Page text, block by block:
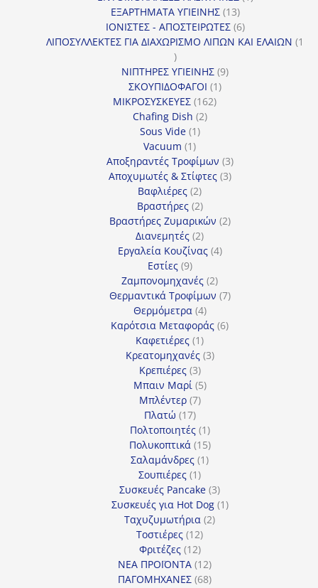
ΕΞΑΡΤΗΜΑΤΑ ΥΓΙΕΙΝΗΣ 1313
προϊόντα
ΙΟΝΙΣΤΕΣ - ΑΠΟΣΤΕΙΡΩΤΕΣ 66
προϊόντα
ΛΙΠΟΣΥΛΛΕΚΤΕΣ ΓΙΑ ΔΙΑΧΩΡΙΣΜΟ ΛΙΠΩΝ ΚΑΙ ΕΛΑΙΩΝ 1
1
προϊόν
ΝΙΠΤΗΡΕΣ ΥΓΙΕΙΝΗΣ 99
ΣΚΟΥΠΙΔΟΦΑΓΟΙ 11
ΜΙΚΡΟΣΥΣΚΕΥΕΣ 162162
Chafing Dish 22
Sous Vide 11
Vacuum 11
προϊόν
Αποξηραντές Τροφίμων 33
προϊόντα
Αποχυμωτές & Στίφτες 33
Βαφλιέρες 22
προϊόντα
Βραστήρες 22
προϊόντα
Βραστήρες Ζυμαρικών 22
Διανεμητές 22
προϊόντα
Εργαλεία Κουζίνας 44
Εστίες 99
προϊόντα
Ζαμπονομηχανές 22
προϊόντα
Θερμαντικά Τροφίμων 77
Θερμόμετρα 44
προϊόντα
Καρότσια Μεταφοράς 66
Καφετιέρες 11
προϊόν
Κρεατομηχανές 33
Κρεπιέρες 33
προϊόντα
Μπαιν Μαρί 55
Μπλέντερ 77
Πλατώ 1717
προϊόντα
Πολτοποιητές 11
προϊόν
Πολυκοπτικά 1515
προϊόντα
Σαλαμάνδρες 11
Σουπιέρες 11
προϊόν
Συσκευές Pancake 33
προϊόντα
Συσκευές για Hot Dog 11
Ταχυζυμωτήρια 22
Τοστιέρες 1212
προϊόντα
Φριτέζες 1212
προϊόντα
ΝΕΑ ΠΡΟΪΟΝΤΑ 1212
προϊόντα
ΠΑΓΟΜΗΧΑΝΕΣ 6868